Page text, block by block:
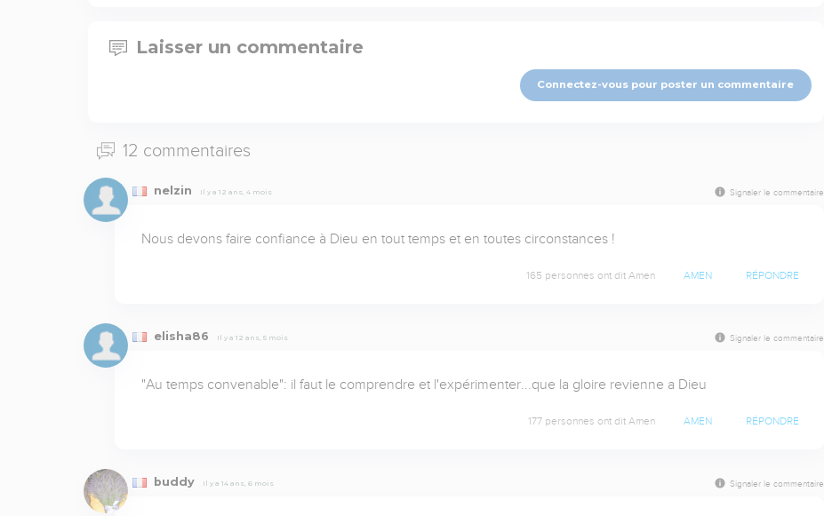
Laisser un commentaire
Connectez-vous pour poster un commentaire
12 commentaires
nelzin Il y a 12 ans, 4 mois Signaler le commentaire
Nous devons faire confiance à Dieu en tout temps et en toutes circonstances !
165 personnes ont dit Amen AMEN RÉPONDRE
elisha86 Il y a 12 ans, 5 mois Signaler le commentaire
"Au temps convenable": il faut le comprendre et l'expérimenter...que la gloire revienne a Dieu
177 personnes ont dit Amen AMEN RÉPONDRE
buddy Il y a 14 ans, 6 mois Signaler le commentaire